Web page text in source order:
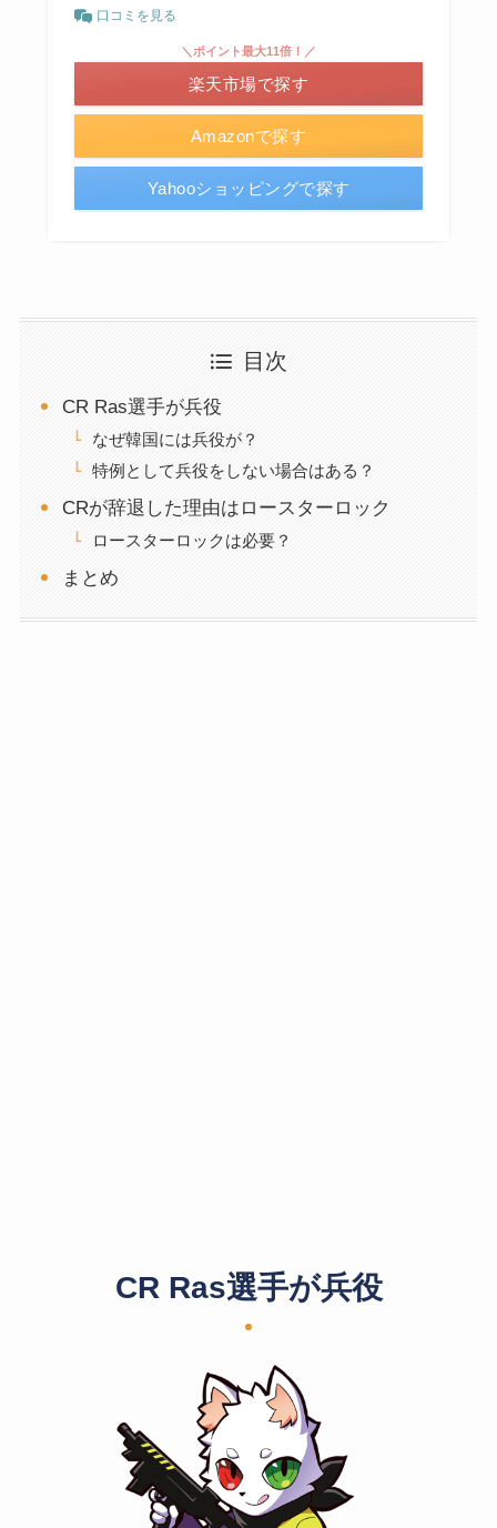
口コミを見る
Amazonで探す
＼ポイント最大11倍！／
楽天市場で探す
Yahooショッピングで探す
目次
CR Ras選手が兵役
なぜ韓国には兵役が？
特例として兵役をしない場合はある？
CRが辞退した理由はロースターロック
ロースターロックは必要？
まとめ
CR Ras選手が兵役